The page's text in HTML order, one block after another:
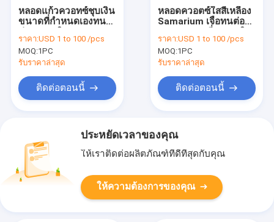
หลอดแก้วควอทซ์ชุบเงิน
ขนาดที่กำหนดเองทน
ราคา:USD 1 to 100 /pcs
MOQ:1PC
รับราคาล่าสุด
ติดต่อตอนนี้
หลอดควอตซ์ใสสีเหลือง
Samarium เจือทนต่อ
ราคา:USD 1 to 100 /pcs
MOQ:1PC
รับราคาล่าสุด
ติดต่อตอนนี้
ประหยัดเวลาของคุณ
ให้เราติดต่อผลิตภัณฑ์ที่ดีที่สุดกับคุณ
ให้ความต้องการของคุณ